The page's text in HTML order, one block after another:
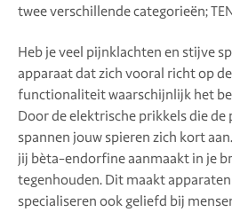
twee verschillende categorieën;
Heb je veel pijnklachten en stijve
apparaat dat zich vooral richt op de
functionaliteit waarschijnlijk het
Door de elektrische prikkels die de
spannen jouw spieren zich kort
jij bèta-endorfine aanmaakt in je
tegenhouden. Dit maakt
specialiseren ook geliefd bij